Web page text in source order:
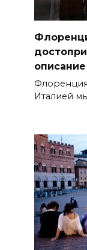
описание
Италией